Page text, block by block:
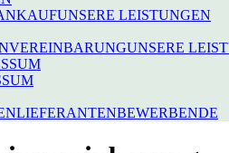
UNSERE LEISTUNGEN
UNSERE
LIEFERANTENBEWERBENDE